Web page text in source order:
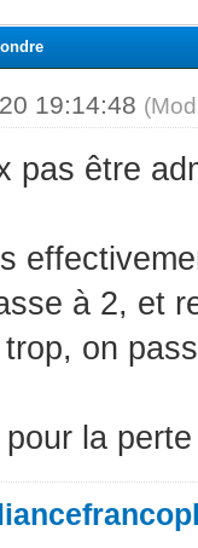
19:14:48
pas être
à 2, et
on
pour la